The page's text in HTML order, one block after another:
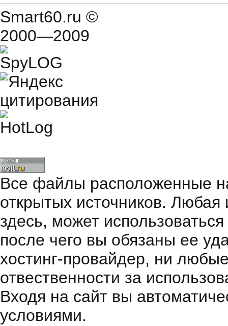
Smart60.ru ©
2000—2009
Все файлы расположенные
открытых источников.
здесь, может
после чего вы обязаны ее
хостинг-провайдер, ни
отвественности за
Входя на сайт вы
условиями.